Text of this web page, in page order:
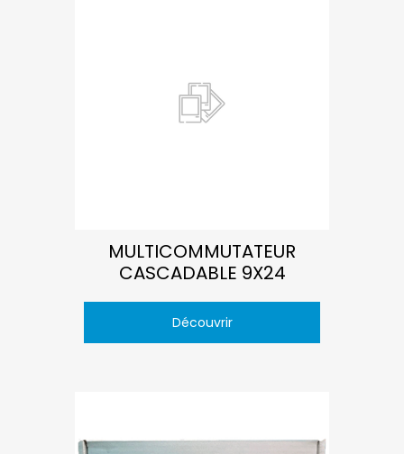
MULTICOMMUTATEUR
CASCADABLE 9X24
Découvrir